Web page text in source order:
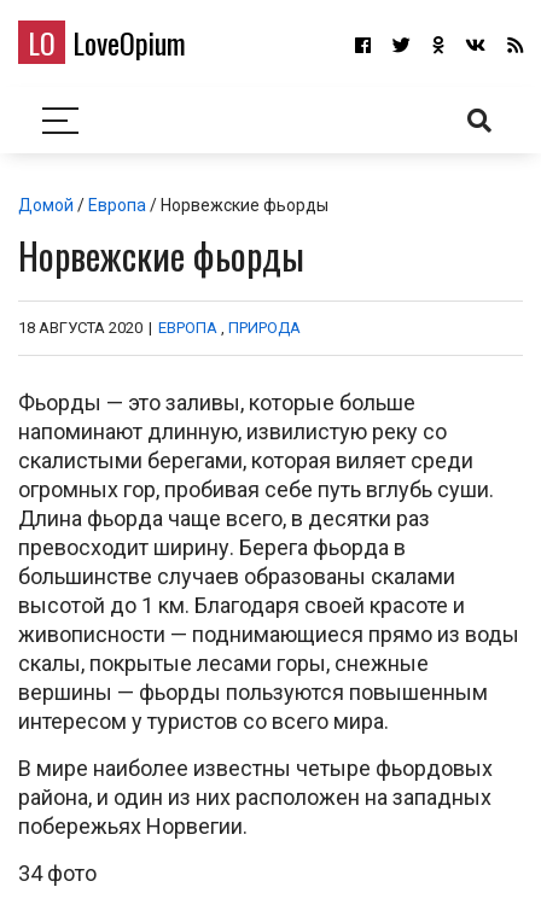
LO LoveOpium
Домой / Европа / Норвежские фьорды
Норвежские фьорды
18 АВГУСТА 2020 | ЕВРОПА , ПРИРОДА
Фьорды — это заливы, которые больше
напоминают длинную, извилистую реку со
скалистыми берегами, которая виляет среди
огромных гор, пробивая себе путь вглубь суши.
Длина фьорда чаще всего, в десятки раз
превосходит ширину. Берега фьорда в
большинстве случаев образованы скалами
высотой до 1 км. Благодаря своей красоте и
живописности — поднимающиеся прямо из воды
скалы, покрытые лесами горы, снежные
вершины — фьорды пользуются повышенным
интересом у туристов со всего мира.
В мире наиболее известны четыре фьордовых
района, и один из них расположен на западных
побережьях Норвегии.
34 фото